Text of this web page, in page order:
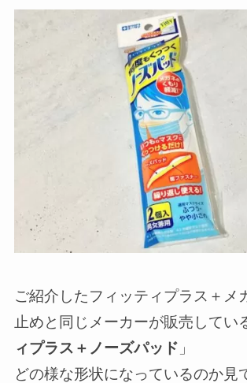
ご紹介したフィッティプラス＋メ
止めと同じメーカーが販売してい
ィプラス＋ノーズパッド 」
どの様な形状になっているのか見